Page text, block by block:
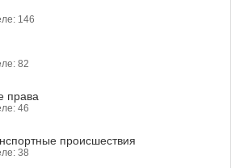
146
82
права
46
происшествия
38